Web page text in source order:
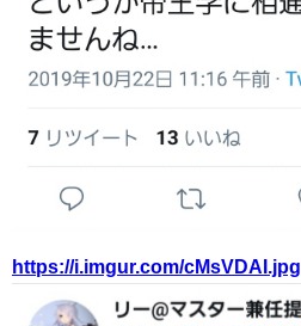
https://i.imgur.com/cMsVDAI.jpg